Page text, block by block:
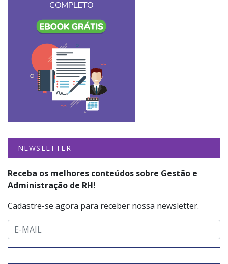
NEWSLETTER
Receba os melhores conteúdos sobre Gestão e
Administração de RH!
Cadastre-se agora para receber nossa newsletter.